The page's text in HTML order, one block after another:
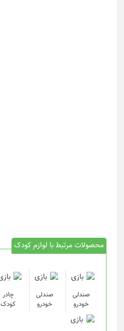
محصولات مرتبط با لوازم کودک
صندلی
خودرو
صندلی
خودرو
چادر
کودک